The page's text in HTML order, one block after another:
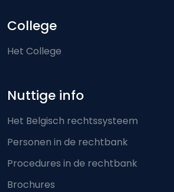
College
Het College
Nuttige info
Het Belgisch rechtssysteem
Personen in de rechtbank
Procedures in de rechtbank
Brochures